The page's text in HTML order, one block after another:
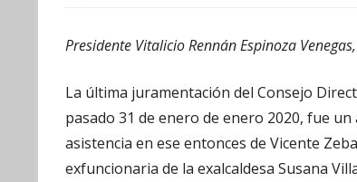
Presidente Vitalicio Rennán Espinoza
La última juramentación del Consejo
pasado 31 de enero de enero 2020, fue
asistencia en ese entonces de Vicente
exfuncionaria de la exalcaldesa Susana